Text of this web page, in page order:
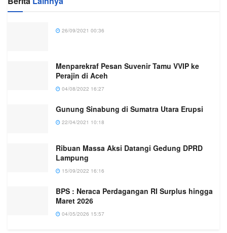
26/09/2021 00:36
Menparekraf Pesan Suvenir Tamu VVIP ke
Perajin di Aceh
04/08/2022 16:27
Gunung Sinabung di Sumatra Utara Erupsi
22/04/2021 10:18
Ribuan Massa Aksi Datangi Gedung DPRD
Lampung
15/09/2022 16:16
BPS : Neraca Perdagangan RI Surplus hingga
Maret 2026
04/05/2026 15:57